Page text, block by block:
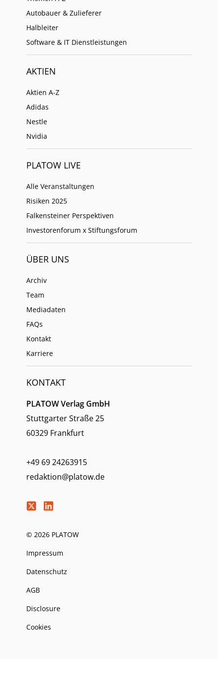
Autobauer & Zulieferer
Halbleiter
Software & IT Dienstleistungen
AKTIEN
Aktien A-Z
Adidas
Nestle
Nvidia
PLATOW LIVE
Alle Veranstaltungen
Risiken 2025
Falkensteiner Perspektiven
Investorenforum x Stiftungsforum
ÜBER UNS
Archiv
Team
Mediadaten
FAQs
Kontakt
Karriere
KONTAKT
PLATOW Verlag GmbH
Stuttgarter Straße 25
60329 Frankfurt
+49 69 24263915
redaktion@platow.de
© 2026 PLATOW
Impressum
Datenschutz
AGB
Disclosure
Cookies